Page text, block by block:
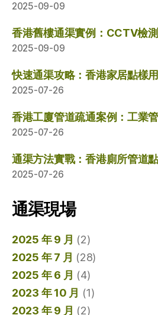
2025-09-09
香港舊樓通渠實例：CCTV檢
2025-09-09
快速通渠攻略：香港家居點樣
2025-07-26
香港工廈管道疏通案例：工業
2025-07-26
通渠方法實戰：香港廁所管道
2025-07-26
通渠現場
2025 年 9 月 (2)
2025 年 7 月 (28)
2025 年 6 月 (4)
2023 年 10 月 (1)
2023 年 9 月 (2)